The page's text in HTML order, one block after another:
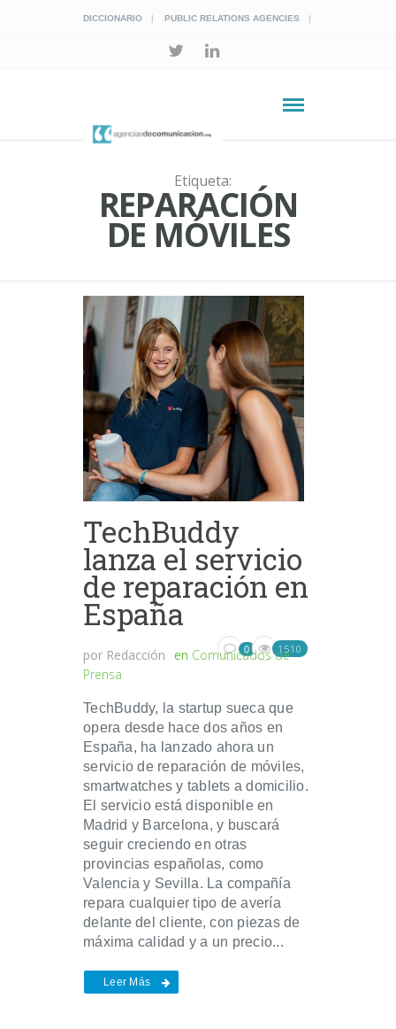
DICCIONARIO PUBLIC RELATIONS AGENCIES
Etiqueta:
REPARACIÓN
DE MÓVILES
TechBuddy
lanza el servicio
de reparación en
España
por Redacción en Comunicados de
Prensa
0 1510
TechBuddy, la startup sueca que
opera desde hace dos años en
España, ha lanzado ahora un
servicio de reparación de móviles,
smartwatches y tablets a domicilio.
El servicio está disponible en
Madrid y Barcelona, y buscará
seguir creciendo en otras
provincias españolas, como
Valencia y Sevilla. La compañía
repara cualquier tipo de avería
delante del cliente, con piezas de
máxima calidad y a un precio...
Leer Más